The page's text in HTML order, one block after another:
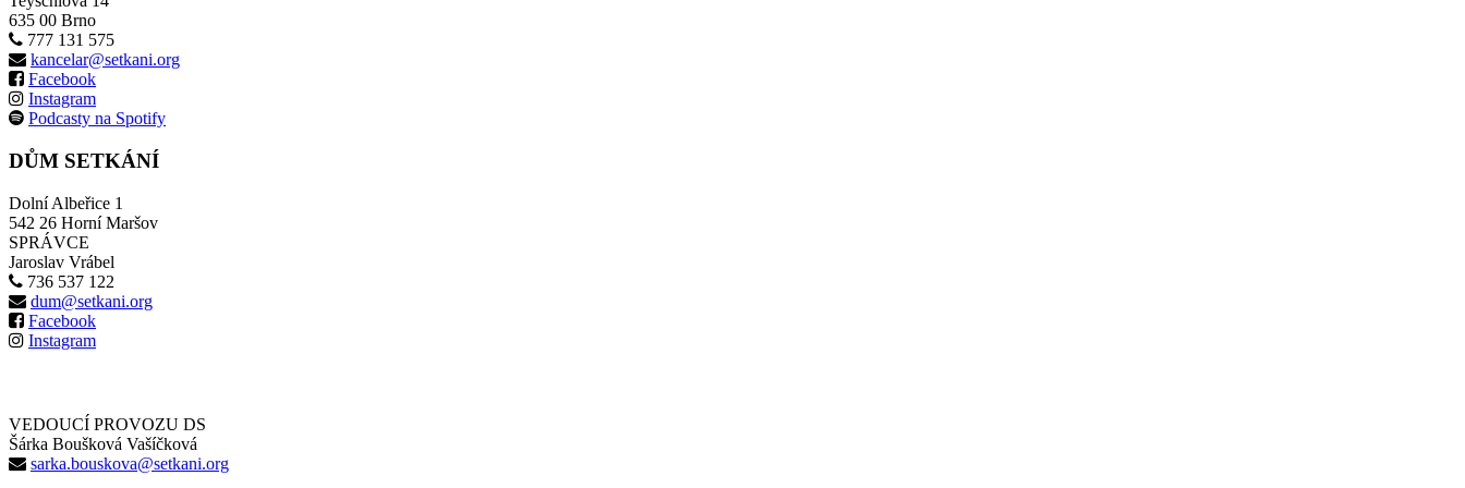
635 00 Brno
777 131 575
kancelar@setkani.org
Facebook
Instagram
Podcasty na Spotify
DŮM SETKÁNÍ
Dolní Albeřice 1
542 26 Horní Maršov
SPRÁVCE
Jaroslav Vrábel
736 537 122
dum@setkani.org
Facebook
Instagram
VEDOUCÍ PROVOZU DS
Šárka Boušková Vašíčková
sarka.bouskova@setkani.org